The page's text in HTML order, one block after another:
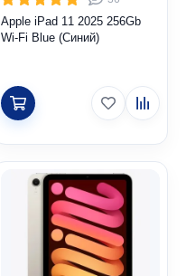
Apple iPad 11 2025 256Gb
Wi-Fi Blue (Синий)